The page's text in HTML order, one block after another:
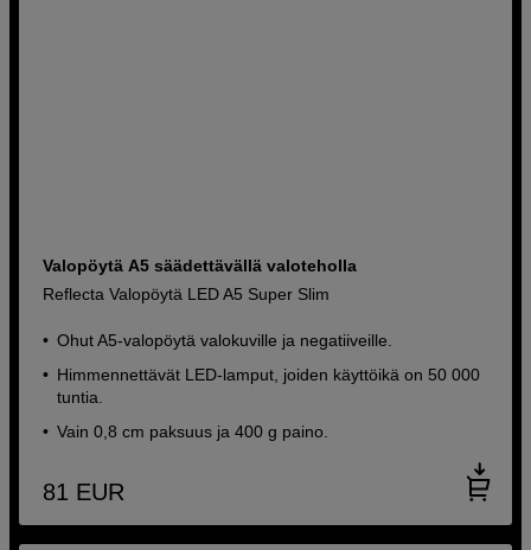
Valopöytä A5 säädettävällä valoteholla
Reflecta Valopöytä LED A5 Super Slim
Ohut A5-valopöytä valokuville ja negatiiveille.
Himmennettävät LED-lamput, joiden käyttöikä on 50 000
tuntia.
Vain 0,8 cm paksuus ja 400 g paino.
81 EUR